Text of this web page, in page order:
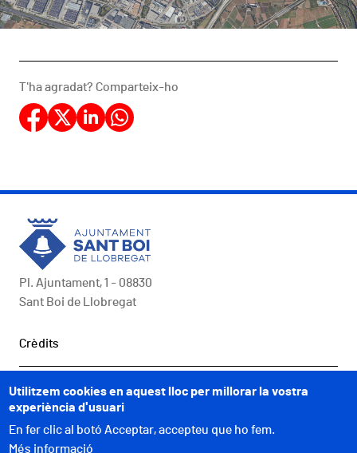
T'ha agradat? Comparteix-ho
Pl. Ajuntament, 1 - 08830
Sant Boi de Llobregat
Peu
Crèdits
COMUNICACIÓ
A UN CLIC
Utilitzem cookies en aquest lloc per millorar la vostra
experiència d'usuari
En fer clic al botó Acceptar, accepteu que ho fem.
Més informació